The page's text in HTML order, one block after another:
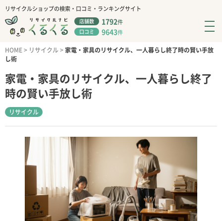
リサイクルショップの検索・口コミ・ランキングサイト
店舗数 1792件
口コミ 9643件
HOME> リサイクル>家電・家具のリサイクル、一人暮らし終了時の賢い手放
し術
家電・家具のリサイクル、一人暮らし終了
時の賢い手放し術
リサイクル